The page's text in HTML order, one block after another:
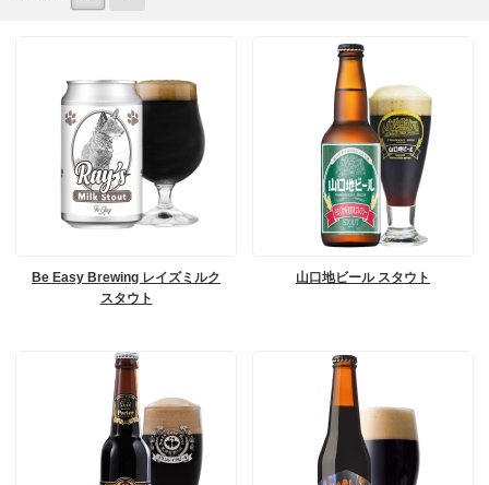
Be Easy Brewing レイズミルク
スタウト
山口地ビール スタウト